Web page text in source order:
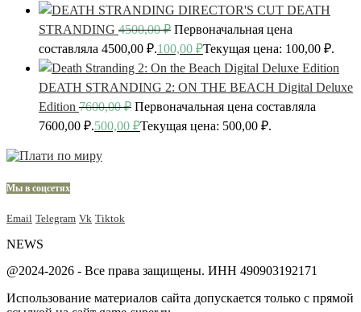
DEATH
STRANDING 4500,00₽ Первоначальная цена
составляла 4500,00 ₽.100,00 ₽Текущая цена: 100,00 ₽.
DEATH STRANDING 2: ON THE BEACH Digital Deluxe
Edition 7600,00₽ Первоначальная цена составляла
7600,00 ₽.500,00 ₽Текущая цена: 500,00 ₽.
Мы в соцсетях
Email Telegram Vk Tiktok
NEWS
@2024-2026 - Все права защищены. ИНН 490903192171
Использование материалов сайта допускается только с прямой